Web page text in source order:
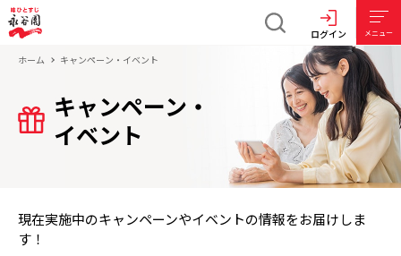
ログイン メニュー
ホーム キャンペーン・イベント
キャンペーン・
イベント
現在実施中のキャンペーンやイベントの情報をお届けしま
す！